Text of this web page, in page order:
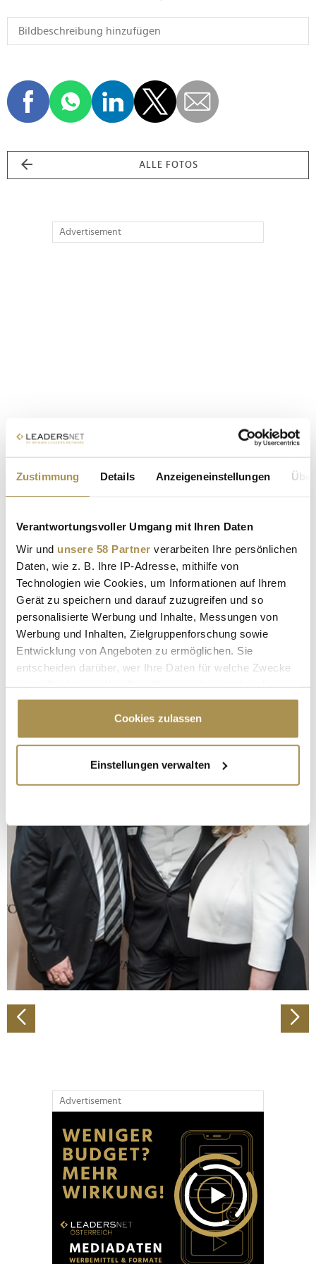
Zustimmung Details Anzeigeneinstellungen
Verantwortungsvoller Umgang mit Ihren Daten
Wir und unsere 58 Partner verarbeiten Ihre persönlichen
Daten, wie z. B. Ihre IP-Adresse, mithilfe von
Technologien wie Cookies, um Informationen auf Ihrem
Gerät zu speichern und darauf zuzugreifen und so
personalisierte Werbung und Inhalte, Messungen von
Werbung und Inhalten, Zielgruppenforschung sowie
Entwicklung von Angeboten zu ermöglichen. Sie
entscheiden darüber, wer Ihre Daten für welche Zwecke
Cookie-Erklärung oder durch Klicken auf das Privacy
Trigger Symbol ändern oder widerrufen
Informationen über Ihre geografische Lage
erfassen, welche bis auf einige Meter genau sein
bestimmten Merkmalen (Fingerprinting) identifizieren
Erfahren Sie mehr darüber, wie Ihre persönlichen Daten
verarbeitet werden, und legen Sie Ihre Präferenzen im
Abschnitt Einzelheiten fest.
Wir verwenden Cookies, um Inhalte und Anzeigen zu
personalisieren, Funktionen für soziale Medien anbieten
zu können und die Zugriffe auf unsere Website zu
analysieren. Außerdem geben wir Informationen zu Ihrer
Verwendung unserer Website an unsere Partner für
soziale Medien, Werbung und Analysen weiter. Unsere
Partner führen diese Informationen möglicherweise mit
Cookies zulassen
Einstellungen verwalten
ALLE FOTOS
Advertisement
Advertisement